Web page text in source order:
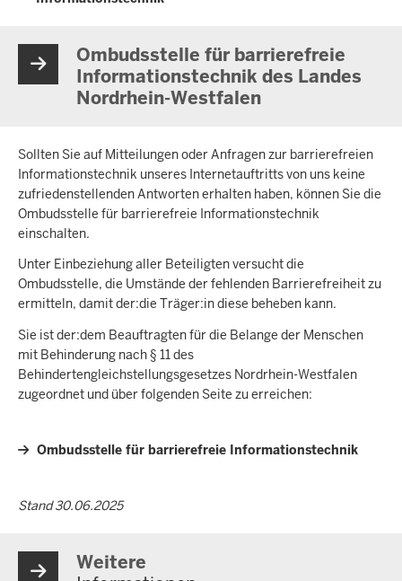
Ombudsstelle für barrierefreie
Informationstechnik des Landes
Nordrhein-Westfalen
Sollten Sie auf Mitteilungen oder Anfragen zur barrierefreien
Informationstechnik unseres Internetauftritts von uns keine
zufriedenstellenden Antworten erhalten haben, können Sie die
Ombudsstelle für barrierefreie Informationstechnik
einschalten.
Unter Einbeziehung aller Beteiligten versucht die
Ombudsstelle, die Umstände der fehlenden Barrierefreiheit zu
ermitteln, damit der:die Träger:in diese beheben kann.
Sie ist der:dem Beauftragten für die Belange der Menschen
mit Behinderung nach § 11 des
Behindertengleichstellungsgesetzes Nordrhein-Westfalen
zugeordnet und über folgenden Seite zu erreichen:
Ombudsstelle für barrierefreie Informationstechnik
Stand 30.06.2025
Weitere